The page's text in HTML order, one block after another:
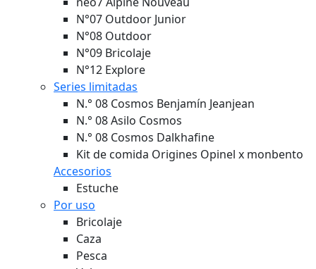
N°07 Outdoor Junior
N°08 Outdoor
N°09 Bricolaje
N°12 Explore
Series limitadas
N.° 08 Cosmos Benjamín Jeanjean
N.° 08 Asilo Cosmos
N.° 08 Cosmos Dalkhafine
Kit de comida Origines Opinel x monbento
Accesorios
Estuche
Por uso
Bricolaje
Caza
Pesca